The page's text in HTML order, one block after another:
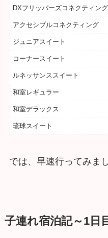
DXフリッパーズコネクティング
アクセシブルコネクティング
ジュニアスイート
コーナースイート
ルネッサンススイート
和室レギュラー
和室デラックス
琉球スイート
では、早速行ってみま
子連れ宿泊記～1日